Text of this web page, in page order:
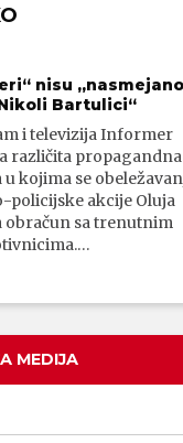
nisu
Bartulici“
i televizija Informer
različita propagandna
kojima se
policijske akcije Oluja
obračun sa trenutnim
MEDIJA